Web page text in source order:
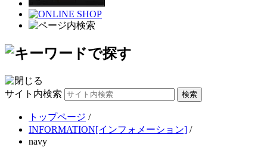
サイト内検索
トップページ /
INFORMATION[インフォメーション] /
navy